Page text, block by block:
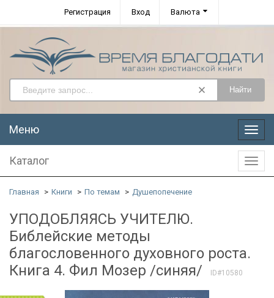
Регистрация Вход Валюта
Найти
Меню
Меню
Каталог
Главная Книги По темам Душепопечение
УПОДОБЛЯЯСЬ УЧИТЕЛЮ.
Библейские методы
благословенного духовного роста.
Книга 4. Фил Мозер /синяя/
ID#10580